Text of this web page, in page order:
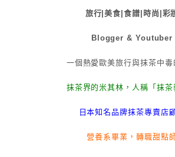
旅行|美食|食譜|時尚|彩
Blogger & Youtuber
一個熱愛歐美旅行與抹茶中毒
抹茶界的米其林，人稱「抹茶
日本知名品牌抹茶專賣店
營養系畢業，轉職甜點